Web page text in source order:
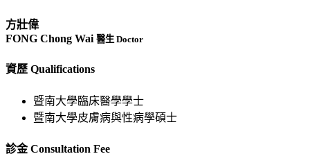
方壯偉
FONG Chong Wai 醫生 Doctor
資歷 Qualifications
暨南大學臨床醫學學士
暨南大學皮膚病與性病學碩士
診金 Consultation Fee